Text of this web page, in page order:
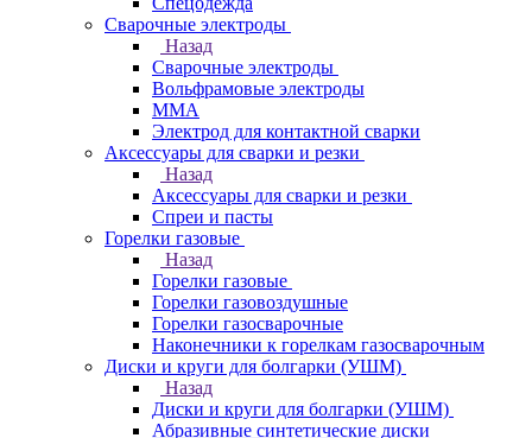
Сварочные электроды
Назад
Сварочные электроды
Вольфрамовые электроды
ММА
Электрод для контактной сварки
Аксессуары для сварки и резки
Назад
Аксессуары для сварки и резки
Спреи и пасты
Горелки газовые
Назад
Горелки газовые
Горелки газовоздушные
Горелки газосварочные
Наконечники к горелкам газосварочным
Диски и круги для болгарки (УШМ)
Назад
Диски и круги для болгарки (УШМ)
Абразивные синтетические диски